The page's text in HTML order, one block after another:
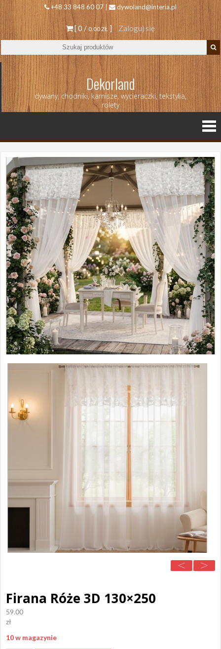
+48 33 848 60 07 | dywoland@interia.pl
[ 0 /0.00 ZŁ ] Zaloguj się
Dekorland
dywany, chodniki, karnisze, wycieraczki, tekstylia,
rolety
Firana Róże 3D 130×250
59.00
zł
10 w magazynie